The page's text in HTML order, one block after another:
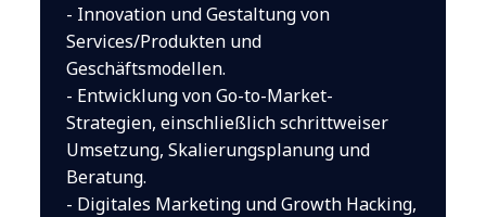
- Innovation und Gestaltung von
Services/Produkten und
Geschäftsmodellen.
- Entwicklung von Go-to-Market-
Strategien, einschließlich schrittweiser
Umsetzung, Skalierungsplanung und
Beratung.
- Digitales Marketing und Growth Hacking,